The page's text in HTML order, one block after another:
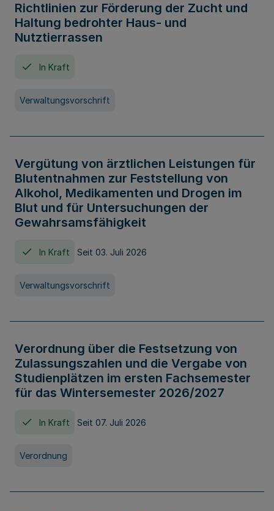
Richtlinien zur Förderung der Zucht und
Haltung bedrohter Haus- und
Nutztierrassen
In Kraft
Verwaltungsvorschrift
Vergütung von ärztlichen Leistungen für
Blutentnahmen zur Feststellung von
Alkohol, Medikamenten und Drogen im
Blut und für Untersuchungen der
Gewahrsamsfähigkeit
In Kraft Seit 03. Juli 2026
Verwaltungsvorschrift
Verordnung über die Festsetzung von
Zulassungszahlen und die Vergabe von
Studienplätzen im ersten Fachsemester
für das Wintersemester 2026/2027
In Kraft Seit 07. Juli 2026
Verordnung